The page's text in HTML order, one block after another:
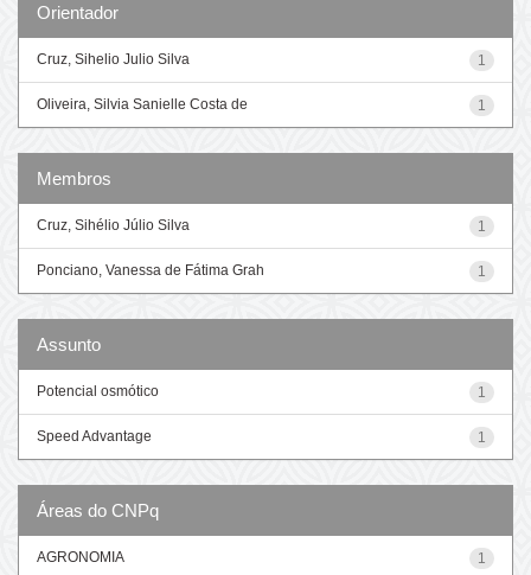
Orientador
1
Cruz, Sihelio Julio Silva
1
Oliveira, Silvia Sanielle Costa de
Membros
1
Cruz, Sihélio Júlio Silva
1
Ponciano, Vanessa de Fátima Grah
Assunto
1
Potencial osmótico
1
Speed Advantage
Áreas do CNPq
1
AGRONOMIA